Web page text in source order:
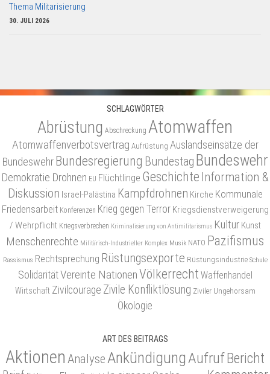
Thema Militarisierung
30. JULI 2026
SCHLAGWÖRTER
Abrüstung Abschreckung Atomwaffen
Atomwaffenverbotsvertrag Aufrüstung Auslandseinsätze der
BundeswehrBundesregierung Bundestag Bundeswehr
Demokratie Drohnen EU Flüchtlinge Geschichte Information &
Diskussion Israel-Palästina Kampfdrohnen Kirche Kommunale
Friedensarbeit Konferenzen Krieg gegen Terror Kriegsdienstverweigerung
/ Wehrpflicht Kriegsverbrechen Kriminalisierung von Antimilitarismus Kultur Kunst
Menschenrechte Militärisch-Industrieller Komplex Musik NATO Pazifismus
Rassismus Rechtsprechung Rüstungsexporte Rüstungsindustrie Schule
SolidaritätVereinte NationenVölkerrecht Waffenhandel
Wirtschaft Zivilcourage Zivile Konfliktlösung Ziviler Ungehorsam
Ökologie
ART DES BEITRAGS
Aktionen Analyse Ankündigung AufrufBericht